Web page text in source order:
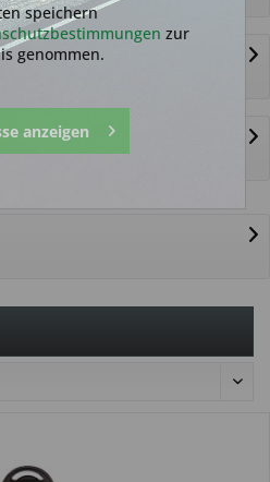
speichern
zur
genommen.
anzeigen